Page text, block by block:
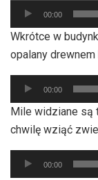
Odtwarzacz
plików
dźwiękowych
00:00
Wkrótce w
opalany drewnem
Odtwarzacz
plików
dźwiękowych
00:00
Mile widziane są
chwilę wziąć
Odtwarzacz
plików
00:00